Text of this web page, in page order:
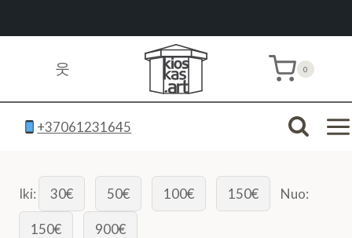
웃 0
+37061231645
Iki: 30€ 50€ 100€ 150€ Nuo:
150€ 900€